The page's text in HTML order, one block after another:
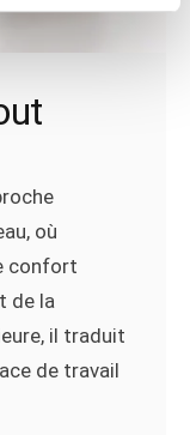
où
confort
de la
il traduit
de travail
10)
l’espace de
tandis que
de
sa